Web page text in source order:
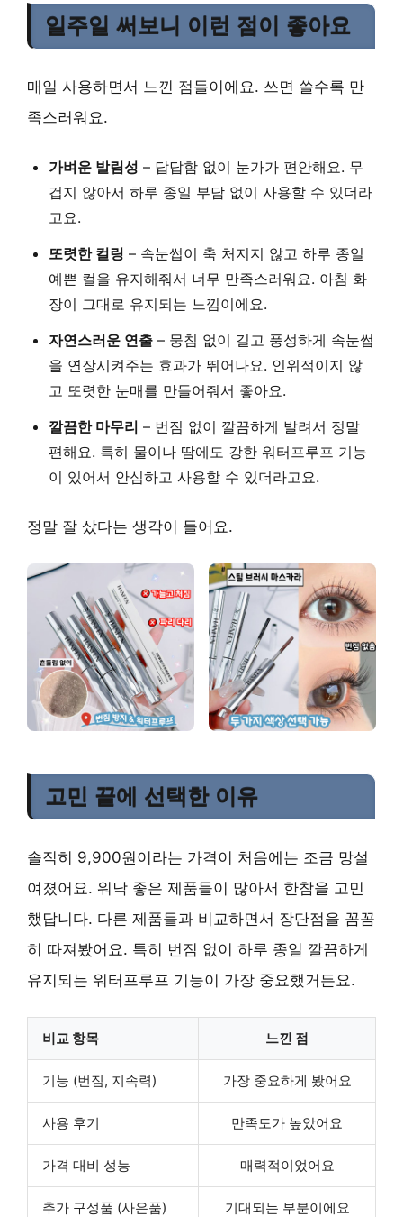
일주일 써보니 이런 점이 좋아요
매일 사용하면서 느낀 점들이에요. 쓰면 쓸수록 만
족스러워요.
가벼운 발림성 – 답답함 없이 눈가가 편안해요. 무
겁지 않아서 하루 종일 부담 없이 사용할 수 있더라
고요.
또렷한 컬링 – 속눈썹이 축 처지지 않고 하루 종일
예쁜 컬을 유지해줘서 너무 만족스러워요. 아침 화
장이 그대로 유지되는 느낌이에요.
자연스러운 연출 – 뭉침 없이 길고 풍성하게 속눈썹
을 연장시켜주는 효과가 뛰어나요. 인위적이지 않
고 또렷한 눈매를 만들어줘서 좋아요.
깔끔한 마무리 – 번짐 없이 깔끔하게 발려서 정말
편해요. 특히 물이나 땀에도 강한 워터프루프 기능
이 있어서 안심하고 사용할 수 있더라고요.
정말 잘 샀다는 생각이 들어요.
고민 끝에 선택한 이유
솔직히 9,900원이라는 가격이 처음에는 조금 망설
여졌어요. 워낙 좋은 제품들이 많아서 한참을 고민
했답니다. 다른 제품들과 비교하면서 장단점을 꼼꼼
히 따져봤어요. 특히 번짐 없이 하루 종일 깔끔하게
유지되는 워터프루프 기능이 가장 중요했거든요.
비교 항목 느낀 점
기능 (번짐, 지속력) 가장 중요하게 봤어요
사용 후기 만족도가 높았어요
가격 대비 성능 매력적이었어요
추가 구성품 (사은품) 기대되는 부분이에요